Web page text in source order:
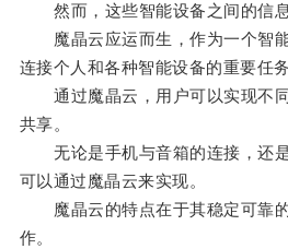
然而，这些智能设备之间的信息
魔晶云应运而生，作为一个智
连接个人和各种智能设备的重要任务
通过魔晶云，用户可以实现不同
共享。
无论是手机与音箱的连接，还
可以通过魔晶云来实现。
魔晶云的特点在于其稳定可靠的
作。